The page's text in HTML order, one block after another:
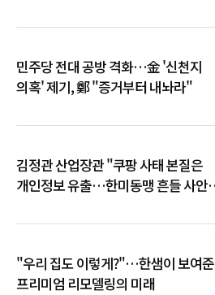
민주당 전대 공방 격화…金 '신천지
의혹' 제기, 鄭 "증거부터 내놔라"
김정관 산업장관 "쿠팡 사태 본질은
개인정보 유출…한미동맹 흔들 사안
"우리 집도 이렇게?"…한샘이 보여준
프리미엄 리모델링의 미래